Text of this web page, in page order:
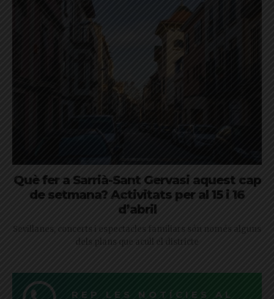
Què fer a Sarrià-Sant Gervasi aquest cap
de setmana? Activitats per al 15 i 16
d’abril
Sevillanes, concerts i espectacles familiars són només alguns
dels plans que acull el districte
REP LES NOTÍCIES AL